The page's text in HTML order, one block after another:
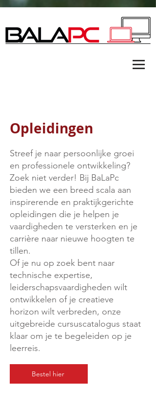
Opleidingen
Streef je naar persoonlijke groei
en professionele ontwikkeling?
Zoek niet verder! Bij BaLaPc
bieden we een breed scala aan
inspirerende en praktijkgerichte
opleidingen die je helpen je
vaardigheden te versterken en je
carrière naar nieuwe hoogten te
tillen.
Of je nu op zoek bent naar
technische expertise,
leiderschapsvaardigheden wilt
ontwikkelen of je creatieve
horizon wilt verbreden, onze
uitgebreide cursuscatalogus staat
klaar om je te begeleiden op je
leerreis.
Bestel hier